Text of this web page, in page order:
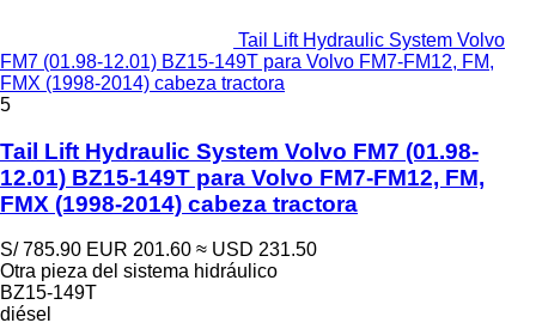
Tail Lift Hydraulic System Volvo
FM7 (01.98-12.01) BZ15-149T para Volvo FM7-FM12, FM,
FMX (1998-2014) cabeza tractora
5
Tail Lift Hydraulic System Volvo FM7 (01.98-
12.01) BZ15-149T para Volvo FM7-FM12, FM,
FMX (1998-2014) cabeza tractora
S/ 785.90 EUR 201.60 ≈ USD 231.50
Otra pieza del sistema hidráulico
BZ15-149T
diésel